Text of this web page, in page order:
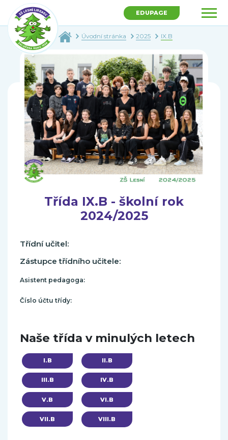
EDUPAGE
Úvodní stránka 2025 IX.B
Třída IX.B - školní rok
2024/2025
Třídní učitel:
Zástupce třídního učitele:
Asistent pedagoga:
Číslo účtu třídy:
Naše třída v minulých letech
I.B II.B
III.B IV.B
V.B VI.B
VII.B VIII.B